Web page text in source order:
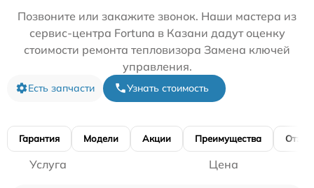
Позвоните или закажите звонок. Наши мастера из
сервис-центра Fortuna в Казани дадут оценку
стоимости ремонта тепловизора Замена ключей
управления.
Есть запчасти Узнать стоимость
Гарантия Модели Акции Преимущества
Услуга Цена